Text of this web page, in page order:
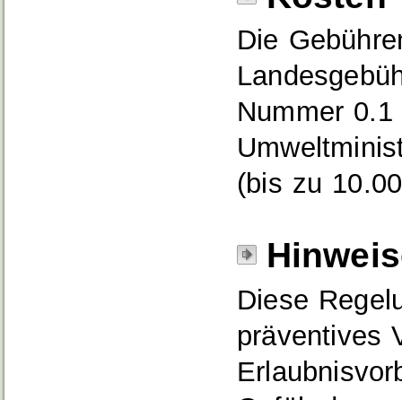
Die
Nummer
(bis zu
Diese
präventives